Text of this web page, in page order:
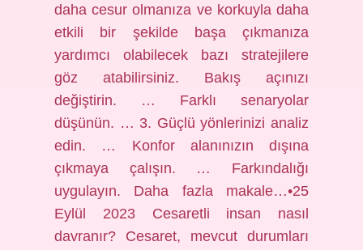
daha cesur olmanıza ve korkuyla daha
etkili bir şekilde başa çıkmanıza
yardımcı olabilecek bazı stratejilere
göz atabilirsiniz. Bakış açınızı
değiştirin. … Farklı senaryolar
düşünün. … 3. Güçlü yönlerinizi analiz
edin. … Konfor alanınızın dışına
çıkmaya çalışın. … Farkındalığı
uygulayın. Daha fazla makale…•25
Eylül 2023 Cesaretli insan nasıl
davranır? Cesaret, mevcut durumları